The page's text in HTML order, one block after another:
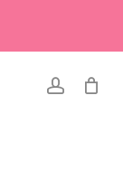
account
Cart